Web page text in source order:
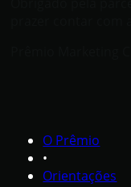
O Prêmio
•
Orientações